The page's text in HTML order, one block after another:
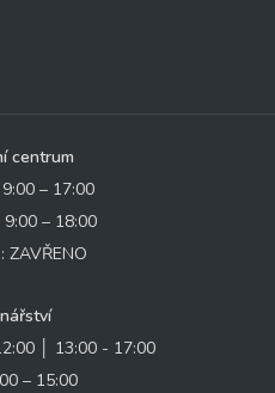
centrum
– 17:00
9:00 – 18:00
ZAVŘENO
│ 13:00 - 17:00
– 15:00